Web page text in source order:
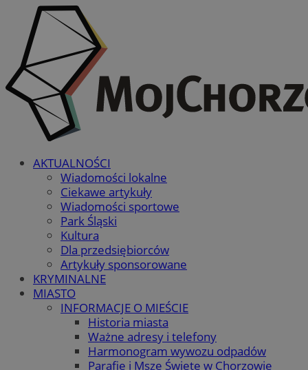
AKTUALNOŚCI
Wiadomości lokalne
Ciekawe artykuły
Wiadomości sportowe
Park Śląski
Kultura
Dla przedsiębiorców
Artykuły sponsorowane
KRYMINALNE
MIASTO
INFORMACJE O MIEŚCIE
Historia miasta
Ważne adresy i telefony
Harmonogram wywozu odpadów
Parafie i Msze Święte w Chorzowie